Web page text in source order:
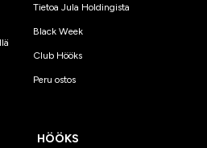
Tietoa Jula Holdingista
Black Week
Club Hööks
Peru ostos
HÖÖKS